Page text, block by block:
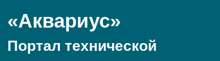
«Аквариус»
Портал технической